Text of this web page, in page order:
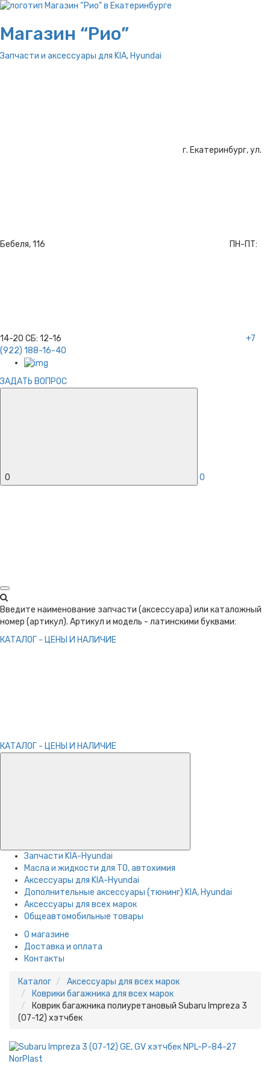
Магазин “Рио”
Запчасти и аксессуары для KIA, Hyundai
г. Екатеринбург, ул.
Бебеля, 116 ПН-ПТ:
14-20 СБ: 12-16
+7
(922) 188-16-40
ЗАДАТЬ ВОПРОС
0 0
Введите наименование запчасти (аксессуара) или каталожный
номер (артикул). Артикул и модель - латинскими буквами:
КАТАЛОГ - ЦЕНЫ И НАЛИЧИЕ
КАТАЛОГ - ЦЕНЫ И НАЛИЧИЕ
Запчасти KIA-Hyundai
Масла и жидкости для ТО, автохимия
Аксессуары для KIA-Hyundai
Дополнительные аксессуары (тюнинг) KIA, Hyundai
Аксессуары для всех марок
Общеавтомобильные товары
О магазине
Доставка и оплата
Контакты
Каталог
Аксессуары для всех марок
Коврики багажника для всех марок
Коврик багажника полиуретановый Subaru Impreza 3
(07-12) хэтчбек